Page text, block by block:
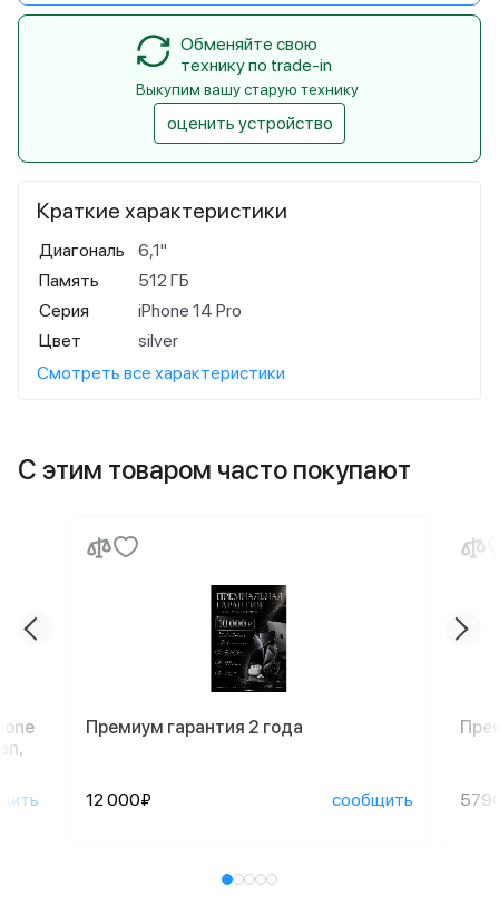
Краткие характеристики
Диагональ
6,1"
Память
512 ГБ
Серия
iPhone 14 Pro
Цвет
silver
Смотреть все характеристики
Обменяйте свою
технику по trade-in
Выкупим вашу старую технику
оценить устройство
С этим товаром часто покупают
Премиум гарантия 2 года
12 000₽ сообщить